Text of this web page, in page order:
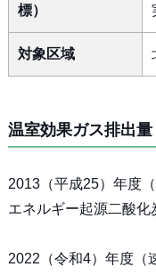
標）
対象区域
温室効果ガス排出量
2013（平成25）年度（
エネルギー起源二酸
2022（令和4）年度（